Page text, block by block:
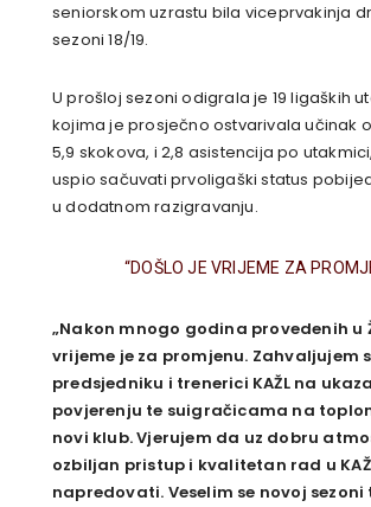
seniorskom uzrastu bila viceprvakinja
sezoni 18/19.
U prošloj sezoni odigrala je 19 ligaških
kojima je prosječno ostvarivala učinak
5,9 skokova, i 2,8 asistencija po
uspio sačuvati prvoligaški status
u dodatnom razigravanju.
“DOŠLO JE VRIJEME ZA
„Nakon mnogo godina provedenih u
vrijeme je za promjenu. Zahvaljujem
predsjedniku i trenerici KAŽL na
povjerenju te suigračicama na
novi klub. Vjerujem da uz dobru
ozbiljan pristup i kvalitetan rad u
napredovati. Veselim se novoj sezoni